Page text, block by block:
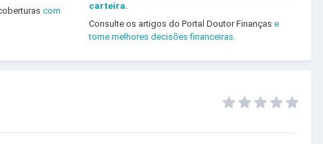
com
carteira.
Consulte os artigos do Portal Doutor Finanças e
tome melhores decisões financeiras.